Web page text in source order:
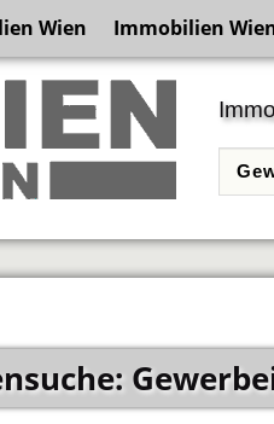
Wien Immobilien